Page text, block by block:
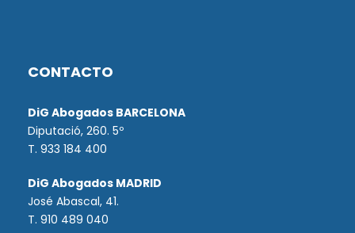
CONTACTO
DiG Abogados BARCELONA
Diputació, 260. 5º
T. 933 184 400
DiG Abogados MADRID
José Abascal, 41.
T. 910 489 040